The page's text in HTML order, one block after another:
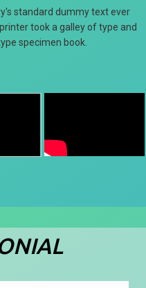
standard dummy text ever
took a galley of type and
specimen book.